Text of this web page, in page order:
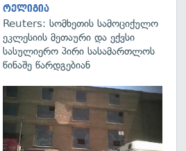
რელიგია
Reuters: სომხეთის სამოციქულო
ეკლესიის მეთაური და ექვსი
სასულიერო პირი სასამართლოს
წინაშე წარდგებიან